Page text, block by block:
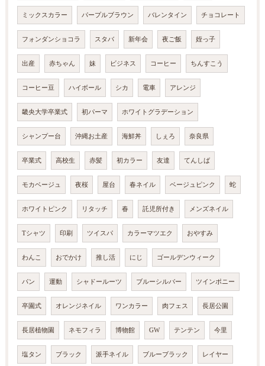
ミックスカラー パープルブラウン バレンタイン チョコレート
フォンダンショコラ スタバ 新年会 夜ご飯 姪っ子
出産 赤ちゃん 妹 ビジネス コーヒー ちんすこう
コーヒー豆 ハイボール シカ 電車 アレンジ
畿央大学卒業式 初パーマ ホワイトグラデーション
シャンプー台 沖縄お土産 海鮮丼 しぇろ 奈良県
卒業式 高校生 赤髪 初カラー 友達 てんしば
モカベージュ 夜桜 屋台 春ネイル ベージュピンク 蛇
ホワイトピンク リタッチ 春 託児所付き メンズネイル
Tシャツ 印刷 ツイスパ カラーマツエク おやすみ
わんこ おでかけ 推し活 にじ ゴールデンウィーク
パン 運動 シャドールーツ ブルーシルバー ツインポニー
卒園式 オレンジネイル ワンカラー 肉フェス 長居公園
長居植物園 ネモフィラ 博物館 GW テンテン 今里
塩タン ブラック 派手ネイル ブルーブラック レイヤー